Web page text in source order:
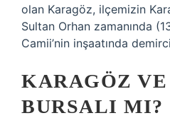
olan Karagöz, ilçemizin
Sultan Orhan zamanında
Camii’nin inşaatında
KARAGÖZ
BURSALI MI?